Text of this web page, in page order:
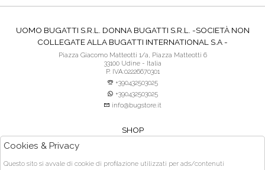
UOMO BUGATTI S.R.L. DONNA BUGATTI S.R.L. -SOCIETÀ NON
COLLEGATE ALLA BUGATTI INTERNATIONAL S.A -
Piazza Giacomo Matteotti 1/a, Piazza Matteotti 6
33100 Udine - Italia
P. IVA:02226670301
+390432503025
+390432503025
info@bugstore.it
SHOP
ACQUISTO SICURO
Cookies & Privacy
Questo sito si avvale di cookie di profilazione utilizzati per ads/contenuti